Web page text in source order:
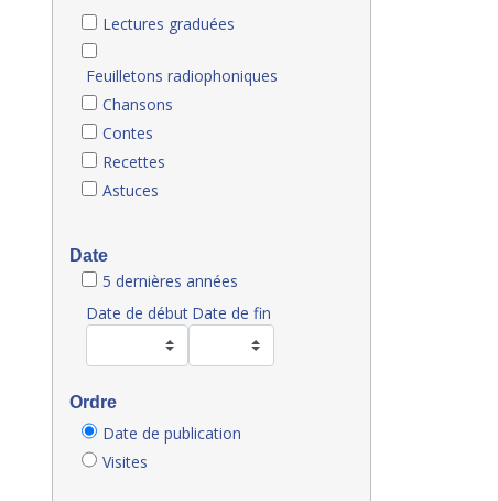
Lectures graduées
Feuilletons radiophoniques
Chansons
Contes
Recettes
Astuces
Date
5 dernières années
Date de début Date de fin
Ordre
Date de publication
Visites